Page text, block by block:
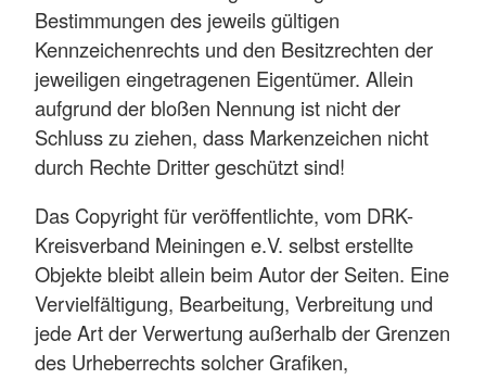
Bestimmungen des jeweils gültigen
Kennzeichenrechts und den Besitzrechten der
jeweiligen eingetragenen Eigentümer. Allein
aufgrund der bloßen Nennung ist nicht der
Schluss zu ziehen, dass Markenzeichen nicht
durch Rechte Dritter geschützt sind!
Das Copyright für veröffentlichte, vom DRK-
Kreisverband Meiningen e.V. selbst erstellte
Objekte bleibt allein beim Autor der Seiten. Eine
Vervielfältigung, Bearbeitung, Verbreitung und
jede Art der Verwertung außerhalb der Grenzen
des Urheberrechts solcher Grafiken,